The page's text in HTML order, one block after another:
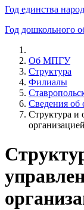
Год единства
Год дошкольного
Об МПГУ
Структура
Филиалы
Сведения об
Структура и
организацией